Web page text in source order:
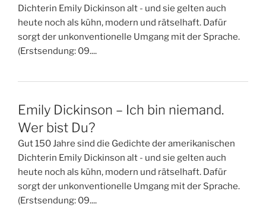
Dichterin Emily Dickinson alt - und sie gelten auch
heute noch als kühn, modern und rätselhaft. Dafür
sorgt der unkonventionelle Umgang mit der Sprache.
(Erstsendung: 09....
Emily Dickinson – Ich bin niemand.
Wer bist Du?
Gut 150 Jahre sind die Gedichte der amerikanischen
Dichterin Emily Dickinson alt - und sie gelten auch
heute noch als kühn, modern und rätselhaft. Dafür
sorgt der unkonventionelle Umgang mit der Sprache.
(Erstsendung: 09....